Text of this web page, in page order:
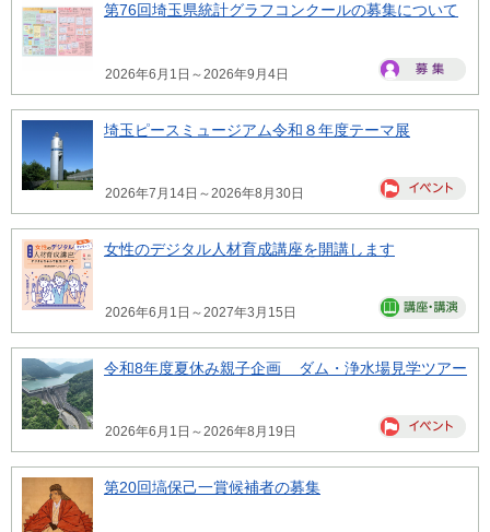
第76回埼玉県統計グラフコンクールの募集について
2026年6月1日～2026年9月4日
埼玉ピースミュージアム令和８年度テーマ展
2026年7月14日～2026年8月30日
女性のデジタル人材育成講座を開講します
2026年6月1日～2027年3月15日
令和8年度夏休み親子企画 ダム・浄水場見学ツアー
2026年6月1日～2026年8月19日
第20回塙保己一賞候補者の募集